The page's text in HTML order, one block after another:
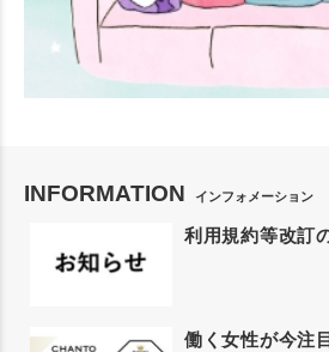
INFORMATION インフォメーション
利用規約等改訂
働く女性が今注